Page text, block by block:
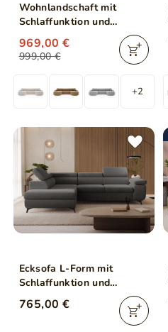
Wohnlandschaft mit
Schlaffunktion und
Bettkasten Aurio Creme
999,00 €
969,00 €
+2
Ecksofa L-Form mit
Schlaffunktion und
Bettkasten Argon Links
Dunkelgrau
765,00 €